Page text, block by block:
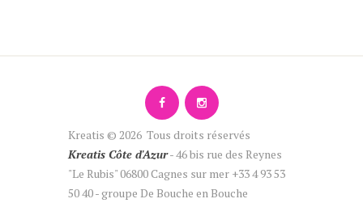
Kreatis © 2026 Tous droits réservés
Kreatis Côte d'Azur- 46 bis rue des Reynes
"Le Rubis" 06800 Cagnes sur mer +33 4 93 53
50 40 - groupe De Bouche en Bouche